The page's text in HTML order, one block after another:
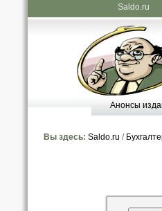
Saldo.ru
Анонсы
Вы здесь: Saldo.ru /